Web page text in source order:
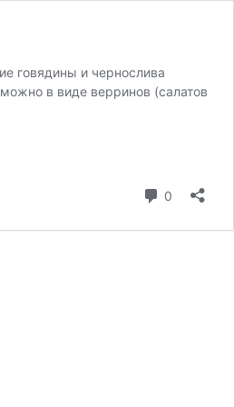
говядины и чернослива
в виде верринов (салатов
0